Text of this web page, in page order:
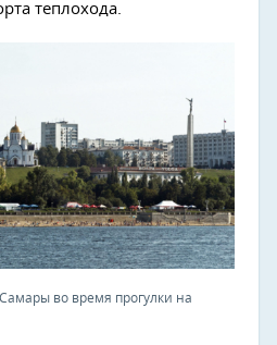
теплохода.
во время прогулки на